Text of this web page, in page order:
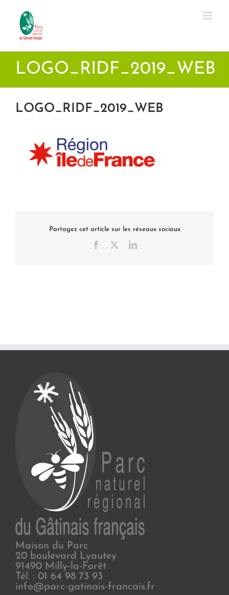
contenu
LOGO_RIDF_2019_WEB
LOGO_RIDF_2019_WEB
Partagez cet article sur les réseaux sociaux
Facebook LinkedIn
Maison du Parc
20 boulevard Lyautey
91490 Milly-la-Forêt
Tél. : 01 64 98 73 93
info@parc-gatinais-francais.fr